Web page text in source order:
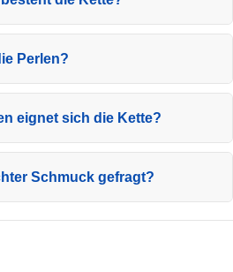
Perlen?
eignet sich die Kette?
Schmuck gefragt?